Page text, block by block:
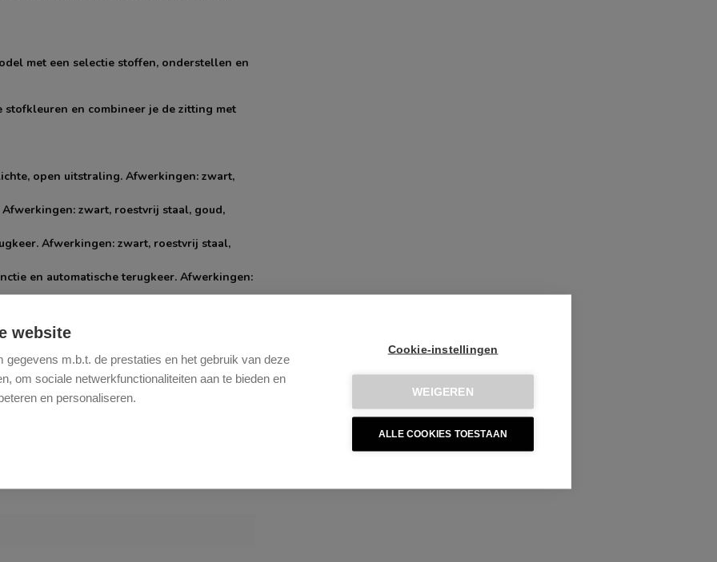
website
m.b.t. de prestaties en het gebruik van deze
om sociale netwerkfunctionaliteiten aan te bieden en
en personaliseren.
Cookie-instellingen
WEIGEREN
ALLE COOKIES TOESTAAN
met een selectie stoffen, onderstellen en
stofkleuren en combineer je de zitting met
open uitstraling. Afwerkingen: zwart,
zwart, roestvrij staal, goud,
Afwerkingen: zwart, roestvrij staal,
en automatische terugkeer. Afwerkingen:
voor een sterke, evenwichtige look.
verplaatsbaar en een echte blikvanger.
matte afwerking. De eiken